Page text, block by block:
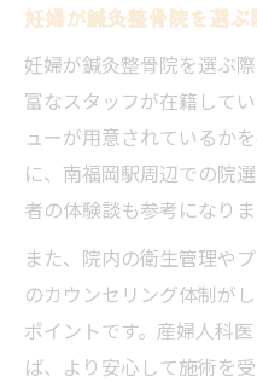
減
妊婦の症状ごと
技術
妊娠期の不調を
の強み
鍼灸整骨院で安
よう
安全に受けやすい鍼
妊娠中も安全重
妊婦が鍼灸整骨院を選
妊婦が鍼灸整骨院を選ぶ
富なスタッフが在籍して
ューが用意されているか
に、南福岡駅周辺での院
者の体験談も参考になりま
また、院内の衛生管理や
のカウンセリング体制が
ポイントです。産婦人科
ば、より安心して施術を